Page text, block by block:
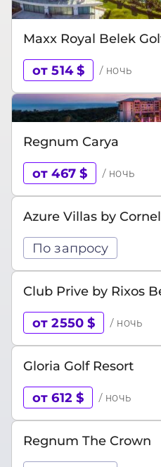
Maxx Royal Belek
от 514 $ / ночь
Regnum Carya
от 467 $ / ночь
Azure Villas by
По запросу
Club Prive by Rixos
от 2550 $ / ночь
Gloria Golf Resort
от 612 $ / ночь
Regnum The Crown